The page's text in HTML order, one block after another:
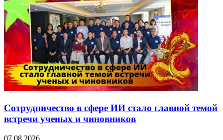
Сотрудничество в сфере ИИ стало главной темой
встречи ученых и чиновников
07.08.2026